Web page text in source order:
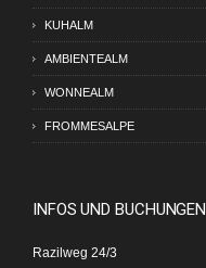
KUHALM
AMBIENTEALM
WONNEALM
FROMMESALPE
INFOS UND BUCHUNGEN
Razilweg 24/3